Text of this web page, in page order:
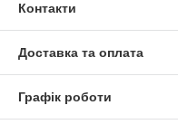
Контакти
Доставка та оплата
Графік роботи